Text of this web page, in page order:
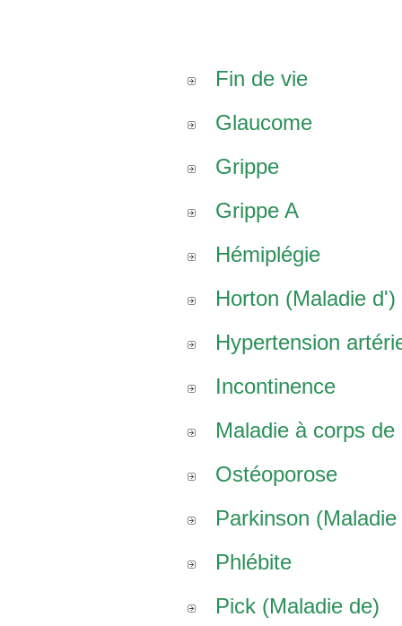
Fin de vie
Glaucome
Grippe
Grippe A
Hémiplégie
Horton (Maladie d')
Hypertension
Incontinence
Maladie à corps de
Ostéoporose
Parkinson (Maladie
Phlébite
Pick (Maladie de)